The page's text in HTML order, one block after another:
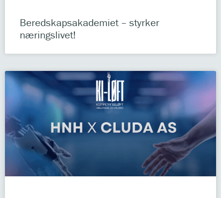
Beredskapsakademiet – styrker
næringslivet!